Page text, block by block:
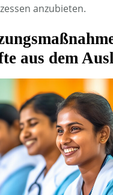
anzubieten.
aus dem